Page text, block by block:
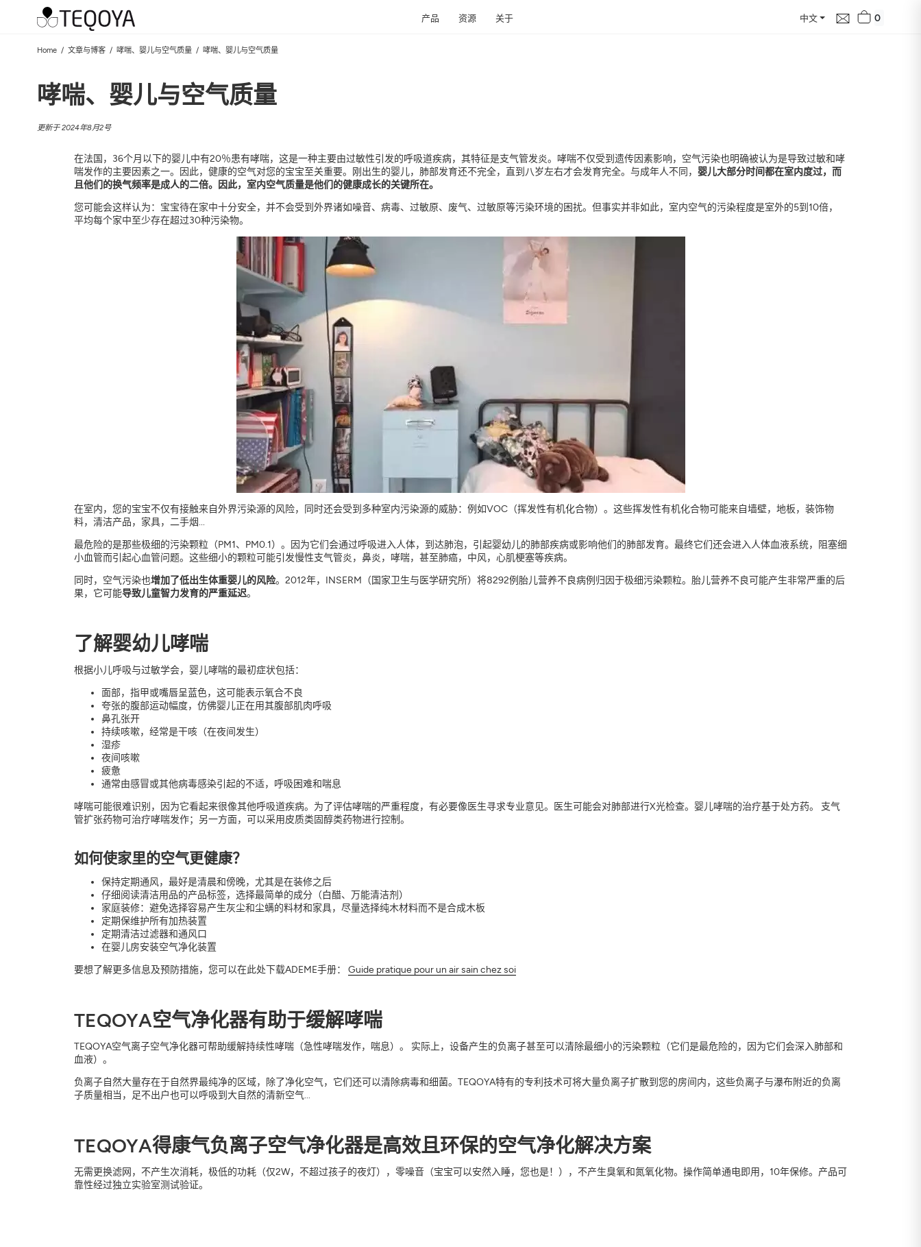
产品 资源 关于 中文 0
Home 文章与博客 哮喘、婴儿与空气质量 哮喘、婴儿与空气质量
哮喘、婴儿与空气质量
更新于 2024年8月2号
在法国，36个月以下的婴儿中有20％患有哮喘，这是一种主要由过敏性引发的呼吸道疾病，其特征是支气管发炎。哮喘不仅受到遗传因素影响，空气污染也明确被认为是导致过敏和哮
喘发作的主要因素之一。因此，健康的空气对您的宝宝至关重要。刚出生的婴儿，肺部发育还不完全，直到八岁左右才会发育完全。与成年人不同， 婴儿大部分时间都在室内度过，而
且他们的换气频率是成人的二倍。因此，室内空气质量是他们的健康成长的关键所在。
您可能会这样认为：宝宝待在家中十分安全，并不会受到外界诸如噪音、病毒、过敏原、废气、过敏原等污染环境的困扰。但事实并非如此，室内空气的污染程度是室外的5到10倍，
平均每个家中至少存在超过30种污染物。
在室内，您的宝宝不仅有接触来自外界污染源的风险，同时还会受到多种室内污染源的威胁：例如VOC（挥发性有机化合物）。这些挥发性有机化合物可能来自墙壁，地板，装饰物
料，清洁产品，家具，二手烟...
最危险的是那些极细的污染颗粒（PM1、PM0.1）。因为它们会通过呼吸进入人体，到达肺泡，引起婴幼儿的肺部疾病或影响他们的肺部发育。最终它们还会进入人体血液系统，阻塞细
小血管而引起心血管问题。这些细小的颗粒可能引发慢性支气管炎，鼻炎，哮喘，甚至肺癌，中风，心肌梗塞等疾病。
同时，空气污染也增加了低出生体重婴儿的风险。2012年，INSERM（国家卫生与医学研究所）将8292例胎儿营养不良病例归因于极细污染颗粒。胎儿营养不良可能产生非常严重的后
果，它可能导致儿童智力发育的严重延迟。
了解婴幼儿哮喘
根据小儿呼吸与过敏学会，婴儿哮喘的最初症状包括：
面部，指甲或嘴唇呈蓝色，这可能表示氧合不良
夸张的腹部运动幅度，仿佛婴儿正在用其腹部肌肉呼吸
鼻孔张开
持续咳嗽，经常是干咳（在夜间发生）
湿疹
夜间咳嗽
疲惫
通常由感冒或其他病毒感染引起的不适，呼吸困难和喘息
哮喘可能很难识别，因为它看起来很像其他呼吸道疾病。为了评估哮喘的严重程度，有必要像医生寻求专业意见。医生可能会对肺部进行X光检查。婴儿哮喘的治疗基于处方药。 支气
管扩张药物可治疗哮喘发作；另一方面，可以采用皮质类固醇类药物进行控制。
如何使家里的空气更健康？
保持定期通风，最好是清晨和傍晚，尤其是在装修之后
仔细阅读清洁用品的产品标签，选择最简单的成分（白醋、万能清洁剂）
家庭装修：避免选择容易产生灰尘和尘螨的料材和家具，尽量选择纯木材料而不是合成木板
定期保维护所有加热装置
定期清洁过滤器和通风口
在婴儿房安装空气净化装置
要想了解更多信息及预防措施，您可以在此处下载ADEME手册： Guide pratique pour un air sain chez soi
TEQOYA空气净化器有助于缓解哮喘
TEQOYA空气离子空气净化器可帮助缓解持续性哮喘（急性哮喘发作，喘息）。 实际上，设备产生的负离子甚至可以清除最细小的污染颗粒（它们是最危险的，因为它们会深入肺部和
血液）。
负离子自然大量存在于自然界最纯净的区域，除了净化空气，它们还可以清除病毒和细菌。TEQOYA特有的专利技术可将大量负离子扩散到您的房间内，这些负离子与瀑布附近的负离
子质量相当，足不出户也可以呼吸到大自然的清新空气...
TEQOYA得康气负离子空气净化器是高效且环保的空气净化解决方案
无需更换滤网，不产生次消耗，极低的功耗（仅2W，不超过孩子的夜灯），零噪音（宝宝可以安然入睡，您也是！），不产生臭氧和氮氧化物。操作简单通电即用，10年保修。产品可
靠性经过独立实验室测试验证。
了解您家周围的空气质量、其变化趋势及其对健康的影响